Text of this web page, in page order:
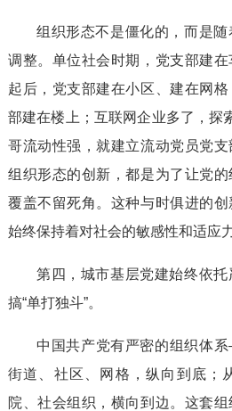
组织形态不是僵化的，而是
调整。单位社会时期，党支部建
起后，党支部建在小区、建在网
部建在楼上；互联网企业多了，探
哥流动性强，就建立流动党员党
组织形态的创新，都是为了让党
覆盖不留死角。这种与时俱进的
始终保持着对社会的敏感性和适应力
第四，城市基层党建始终依
搞“单打独斗”。
中国共产党有严密的组织体
街道、社区、网格，纵向到底；
院、社会组织，横向到边。这套